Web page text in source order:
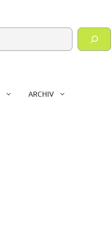
ARCHIV